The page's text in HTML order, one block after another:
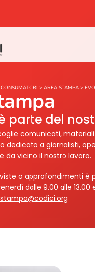
> AREA STAMPA > EVO
parte del
comunicati,
dedicato a giornalisti,
da vicino il nostro lavoro.
o approfondimenti è
dalle 9.00 alle 13.00